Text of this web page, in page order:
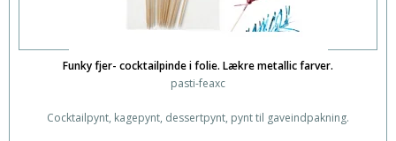
Funky fjer- cocktailpinde i folie. Lækre metallic farver.
pasti-feaxc
Cocktailpynt, kagepynt, dessertpynt, pynt til gaveindpakning.